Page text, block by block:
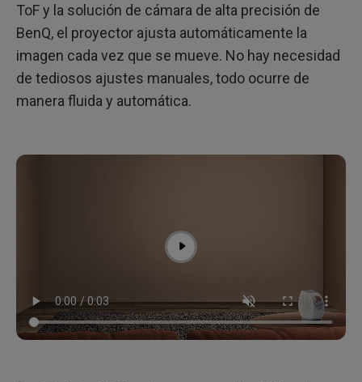
ToF y la solución de cámara de alta precisión de
BenQ, el proyector ajusta automáticamente la
imagen cada vez que se mueve. No hay necesidad
de tediosos ajustes manuales, todo ocurre de
manera fluida y automática.